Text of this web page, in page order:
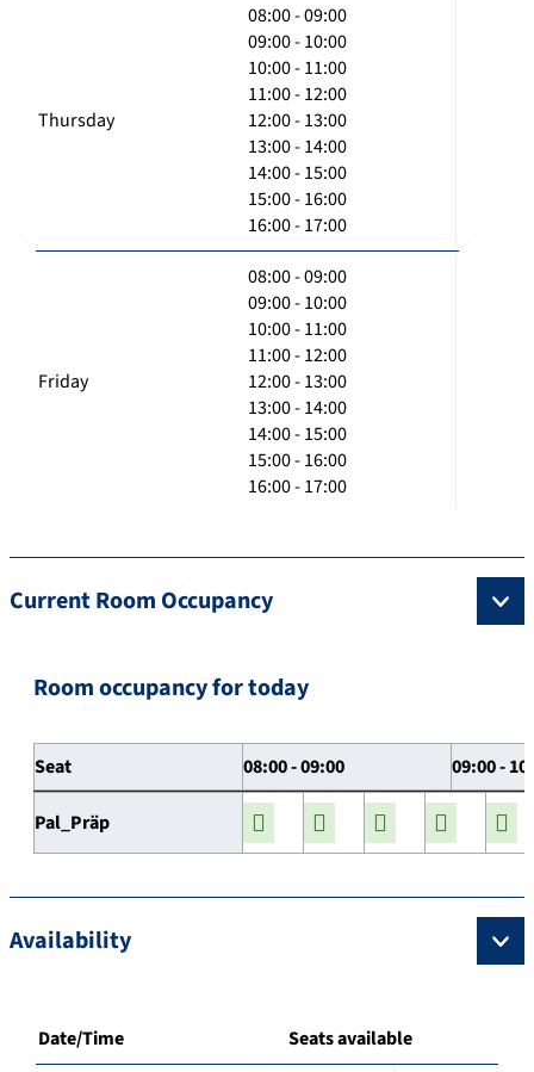
Thursday
08:00 - 09:00
09:00 - 10:00
10:00 - 11:00
11:00 - 12:00
12:00 - 13:00
13:00 - 14:00
14:00 - 15:00
15:00 - 16:00
16:00 - 17:00
Friday
08:00 - 09:00
09:00 - 10:00
10:00 - 11:00
11:00 - 12:00
12:00 - 13:00
13:00 - 14:00
14:00 - 15:00
15:00 - 16:00
16:00 - 17:00
Current Room Occupancy
Room occupancy for today
Seat 08:00 - 09:00 09:00 -
Pal_Präp
Availability
Date/Time Seats available